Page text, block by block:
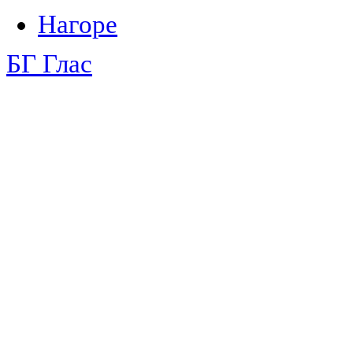
Нагоре
БГ Глас